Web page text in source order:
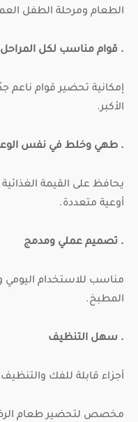
الطعام ومرحلة الطفل
. قوام مناسب لكل المراحل
إمكانية تحضير قوام ناعم
الأكبر.
. طهي وخلط في نفس
يحافظ على القيمة
أوعية متعددة.
. تصميم عملي ومدمج
مناسب للاستخدام
المطبخ.
. سهل التنظيف
أجزاء قابلة للفك
مخصص لتحضير طعام